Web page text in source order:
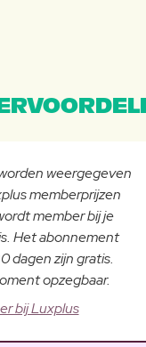
weergegeven
memberprijzen
member bij je
Het abonnement
dagen zijn gratis.
opzegbaar.
bij Luxplus